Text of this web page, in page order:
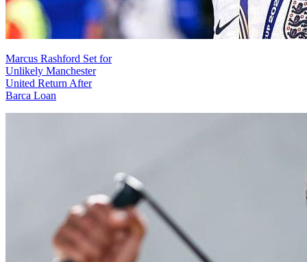
Marcus Rashford Set for
Unlikely Manchester
United Return After
Barca Loan